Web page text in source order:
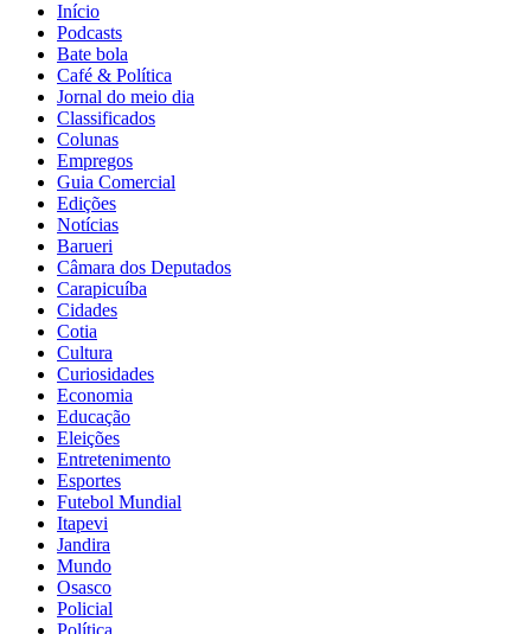
Início
Podcasts
Bate bola
Café & Política
Jornal do meio dia
Classificados
Colunas
Empregos
Guia Comercial
Edições
Notícias
Barueri
Câmara dos Deputados
Carapicuíba
Cidades
Cotia
Cultura
Curiosidades
Economia
Educação
Eleições
Entretenimento
Esportes
Futebol Mundial
Itapevi
Jandira
Mundo
Osasco
Policial